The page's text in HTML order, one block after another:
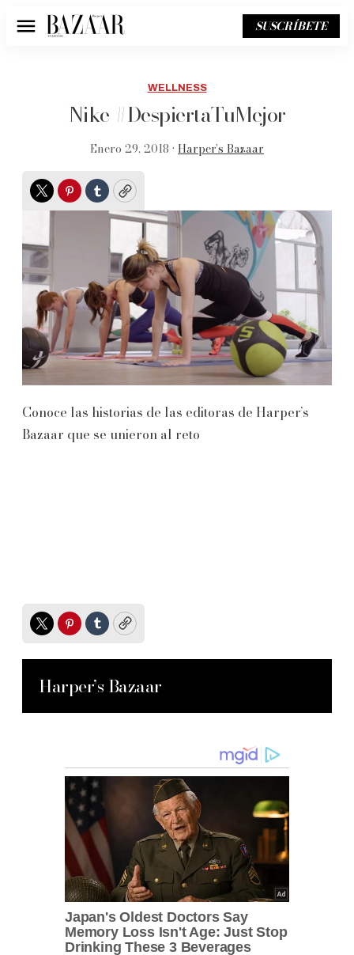
Menú SUSCRÍBETE
WELLNESS
Nike #DespiertaTuMejor
Enero 29, 2018 • Harper’s Bazaar
TwitterPinterest
TumblrCopy
Conoce las historias de las editoras de Harper’s
Bazaar que se unieron al reto
TwitterPinterest
TumblrCopy
Harper’s Bazaar